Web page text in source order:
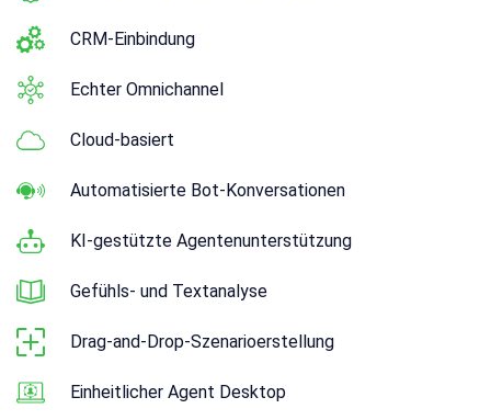
CRM-Einbindung
Echter Omnichannel
Cloud-basiert
Automatisierte Bot-Konversationen
KI-gestützte Agentenunterstützung
Gefühls- und Textanalyse
Drag-and-Drop-Szenarioerstellung
Einheitlicher Agent Desktop